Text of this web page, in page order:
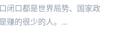
闭口都是世界局势、国家政
赚的很少的人。...